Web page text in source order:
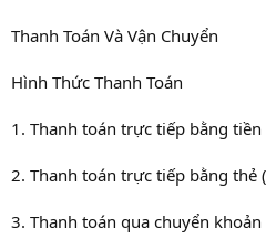
Thanh Toán Và Vận Chuyển
Hình Thức Thanh Toán
1. Thanh toán trực tiếp bằng
2. Thanh toán trực tiếp bằng thẻ
3. Thanh toán qua chuyển